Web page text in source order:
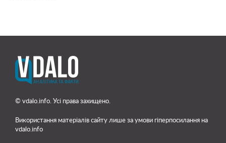
© vdalo.info. Усі права захищено.
Використання матеріалів сайту лише за умови гіперпосилання на
vdalo.info